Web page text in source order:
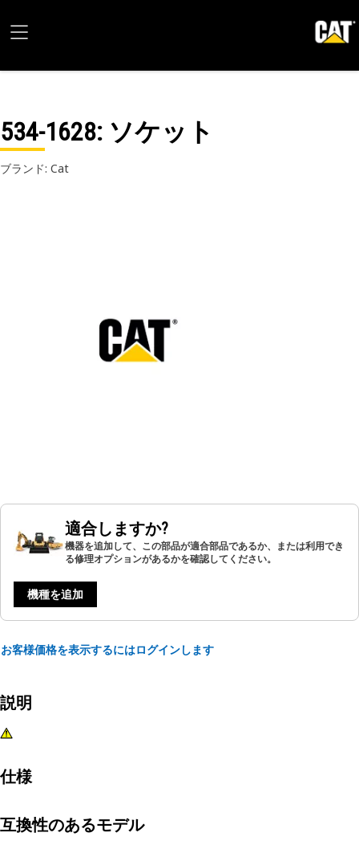
534-1628: ソケット
ブランド: Cat
適合しますか?
機器を追加して、この部品が適合部品であるか、または利用でき
る修理オプションがあるかを確認してください。
機種を追加
お客様価格を表示するにはログインします
説明
仕様
互換性のあるモデル